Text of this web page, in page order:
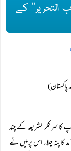
التحریر‘‘ کے
پاکستان)
کا سرکلر الشریعہ کے چند
پتہ چلا۔ اس پر میں نے